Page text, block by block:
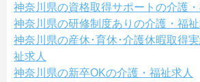
神奈川県の資格取得サポートの介護・
神奈川県の研修制度ありの介護・福祉
神奈川県の産休･育休･介護休暇取得
祉求人
神奈川県の新卒OKの介護・福祉求人